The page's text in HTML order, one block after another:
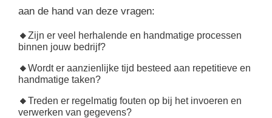
aan de hand van deze vragen:
🔸Zijn er veel herhalende en handmatige processen
binnen jouw bedrijf?
🔸Wordt er aanzienlijke tijd besteed aan repetitieve en
handmatige taken?
🔸Treden er regelmatig fouten op bij het invoeren en
verwerken van gegevens?